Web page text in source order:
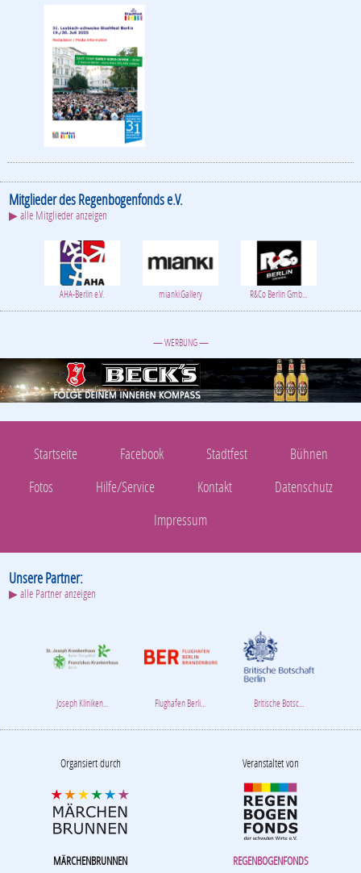
Mitglieder des Regenbogenfonds e.V.
▶ alle Mitglieder anzeigen
AHA-Berlin e.V. mianki.Gallery R&Co Berlin Gmb...
— WERBUNG —
Startseite Facebook Stadtfest
Bühnen
Fotos
Hilfe/Service Kontakt
Datenschutz
Impressum
Unsere Partner:
▶ alle Partner anzeigen
Joseph Kliniken... Flughafen Berli... Britische Botsc...
Organsiert durch
MÄRCHENBRUNNEN
Veranstaltet von
REGENBOGENFONDS